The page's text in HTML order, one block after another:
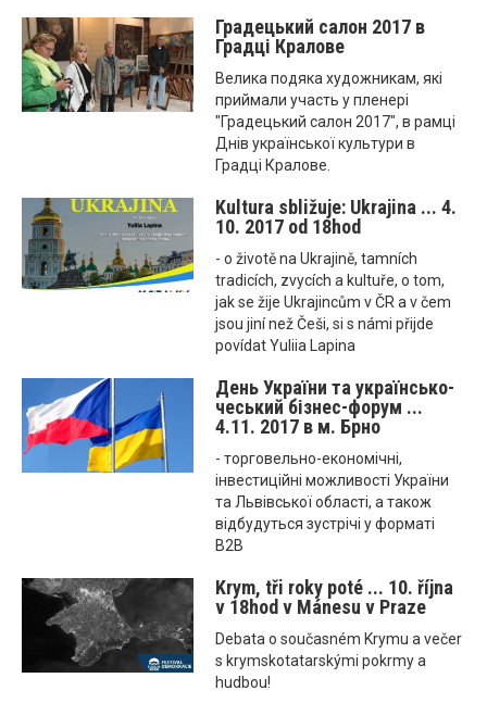
Градецький салон 2017 в
Градці Кралове
Велика подяка художникам, які
приймали участь у пленері
"Градецький салон 2017", в рамці
Днів української культури в
Градці Кралове.
Kultura sbližuje: Ukrajina ... 4.
10. 2017 od 18hod
- o životě na Ukrajině, tamních
tradicích, zvycích a kultuře, o tom,
jak se žije Ukrajincům v ČR a v čem
jsou jiní než Češi, si s námi přijde
povídat Yuliia Lapina
День України та українсько-
чеський бізнес-форум ...
4.11. 2017 в м. Брно
- торговельно-економічні,
інвестиційні можливості України
та Львівської області, а також
відбудуться зустрічі у форматі
B2B
Krym, tři roky poté ... 10. října
v 18hod v Mánesu v Praze
Debata o současném Krymu a večer
s krymskotatarskými pokrmy a
hudbou!